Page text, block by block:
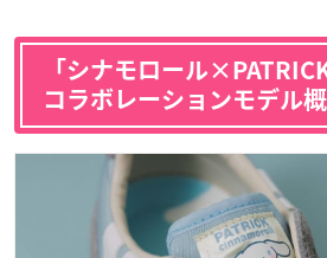
「シナモロール
コラボレーションモデル